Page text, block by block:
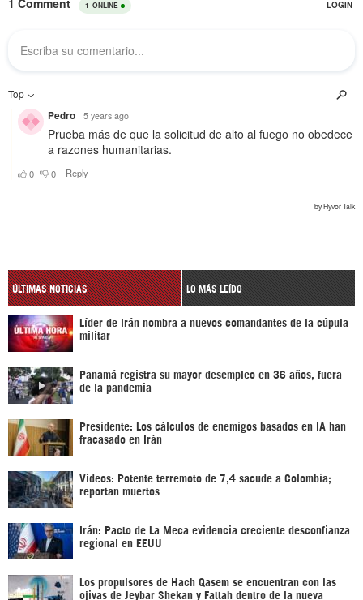
ÚLTIMAS NOTICIAS LO MÁS LEÍDO
Líder de Irán nombra a nuevos comandantes de la cúpula
militar
Panamá registra su mayor desempleo en 36 años, fuera
de la pandemia
Presidente: Los cálculos de enemigos basados en IA han
fracasado en Irán
Vídeos: Potente terremoto de 7,4 sacude a Colombia;
reportan muertos
Irán: Pacto de La Meca evidencia creciente desconfianza
regional en EEUU
Los propulsores de Hach Qasem se encuentran con las
ojivas de Jeybar Shekan y Fattah dentro de la nueva